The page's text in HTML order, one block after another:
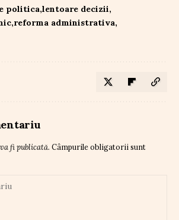
politica lentoare decizii
reforma administrativa
fi publicată. Câmpurile obligatorii sunt